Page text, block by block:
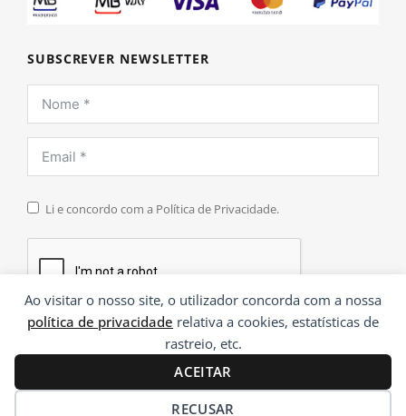
Ao visitar o nosso site, o utilizador concorda com a nossa
política de privacidade relativa a cookies, estatísticas de
rastreio, etc.
ACEITAR
RECUSAR
SUBSCREVER NEWSLETTER
Li e concordo com a Política de Privacidade.
INSCREVER